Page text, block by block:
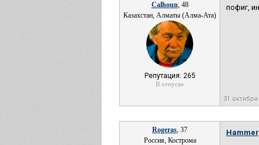
Calhoun, 48
Казахстан, Алматы (Алма-Ата)
Репутация: 265
В отпуске
пофиг,
31
Rogeras, 37
Россия, Кострома